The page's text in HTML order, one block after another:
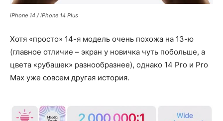
iPhone 14 / iPhone 14 Plus
Хотя «просто» 14-я модель очень похожа на 13-ю
(главное отличие – экран у новичка чуть побольше, а
цвета «рубашек» разнообразнее), однако 14 Pro и Pro
Max уже совсем другая история.